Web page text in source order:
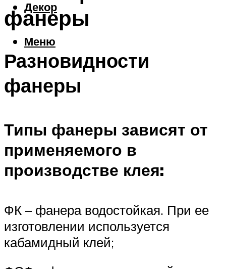
Декор
Меню
фанеры
Разновидности
фанеры
Типы фанеры зависят от
применяемого в
производстве клея:
ФК – фанера водостойкая. При ее
изготовлении используется
кабамидный клей;